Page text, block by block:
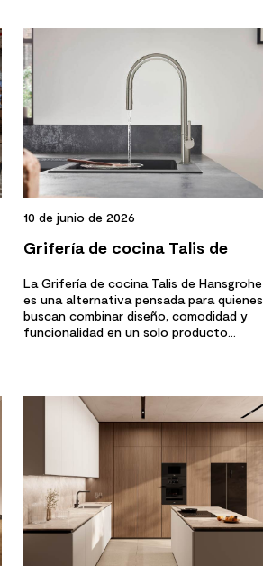
10 de junio de 2026
Grifería de cocina Talis de
Hansgrohe: 7 claves para
elegirla
La Grifería de cocina Talis de Hansgrohe
es una alternativa pensada para quienes
buscan combinar diseño, comodidad y
funcionalidad en un solo producto...